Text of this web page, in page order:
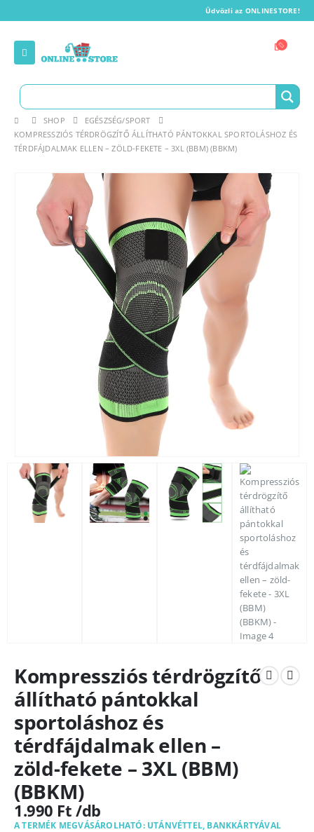
Üdvözli az ONLINESTORE!
SHOP
EGÉSZSÉG/SPORT
KOMPRESSZIÓS TÉRDRÖGZÍTŐ ÁLLÍTHATÓ PÁNTOKKAL SPORTOLÁSHOZ ÉS
TÉRDFÁJDALMAK ELLEN – ZÖLD-FEKETE – 3XL (BBM) (BBKM)
Kompressziós térdrögzítő
állítható pántokkal
sportoláshoz és
térdfájdalmak ellen –
zöld-fekete – 3XL (BBM)
(BBKM)
1.990 Ft
A TERMÉK MEGVÁSÁROLHATÓ: UTÁNVÉTTEL, BANKKÁRTYÁVAL